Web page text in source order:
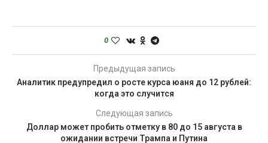
0
Предыдущая запись
Аналитик предупредил о росте курса юаня до 12 рублей:
когда это случится
Следующая запись
Доллар может пробить отметку в 80 до 15 августа в
ожидании встречи Трампа и Путина